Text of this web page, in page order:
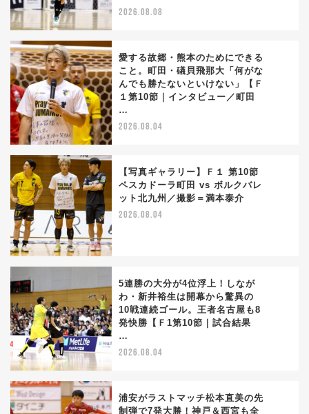
2026.08.08
愛する故郷・熊本のためにできる
こと。町田・礒貝飛那大「何がな
んでも勝たないといけない」【Ｆ
１第10節｜インタビュー／町田
…
2026.08.04
【写真ギャラリー】Ｆ１ 第10節
ペスカドーラ町田 vs ボルクバレ
ット北九州／撮影＝満本泰介
2026.08.04
5連勝の大分が4位浮上！しなが
わ・新井裕生は開幕から驚異の
10戦連続ゴール。王者名古屋も8
発快勝【Ｆ1第10節｜試合結果
…
2026.08.04
浦安がラストマッチ松本直美の先
制弾で7発大勝！神戸＆西宮も全